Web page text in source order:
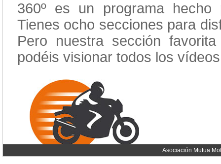
360º es un programa
Tienes ocho secciones para
Pero nuestra sección
podéis visionar todos los
Asociación Mutua